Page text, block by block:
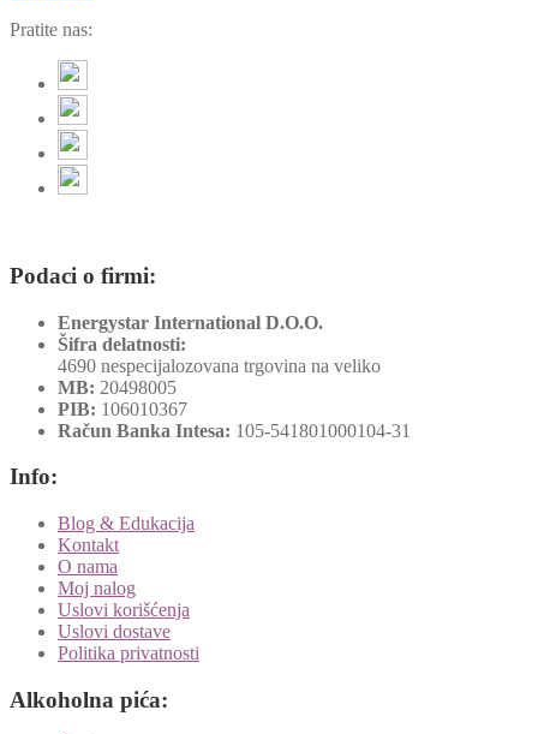
Pratite nas:
Podaci o firmi:
Energystar International D.O.O.
Šifra delatnosti:
4690 nespecijalozovana trgovina na veliko
MB: 20498005
PIB: 106010367
Račun Banka Intesa: 105-541801000104-31
Info:
Blog & Edukacija
Kontakt
O nama
Moj nalog
Uslovi korišćenja
Uslovi dostave
Politika privatnosti
Alkoholna pića: